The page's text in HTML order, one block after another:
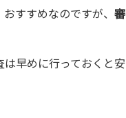
すすめなのですが、 審
早めに行っておくと安